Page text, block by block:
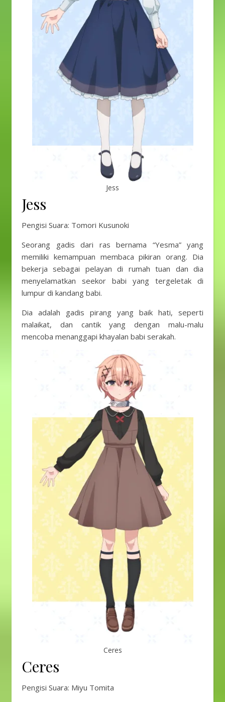
Jess
Jess
Pengisi Suara: Tomori Kusunoki
Seorang gadis dari ras bernama “Yesma” yang
memiliki kemampuan membaca pikiran orang. Dia
bekerja sebagai pelayan di rumah tuan dan dia
menyelamatkan seekor babi yang tergeletak di
lumpur di kandang babi.
Dia adalah gadis pirang yang baik hati, seperti
malaikat, dan cantik yang dengan malu-malu
mencoba menanggapi khayalan babi serakah.
Ceres
Ceres
Pengisi Suara: Miyu Tomita